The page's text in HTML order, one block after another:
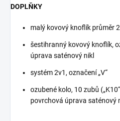
DOPLŇKY
malý kovový knoflík průměr
šestihranný kovový knoflík,
úprava saténový nikl
systém 2v1, označení „V“
ozubené kolo, 10 zubů
povrchová úprava saténový